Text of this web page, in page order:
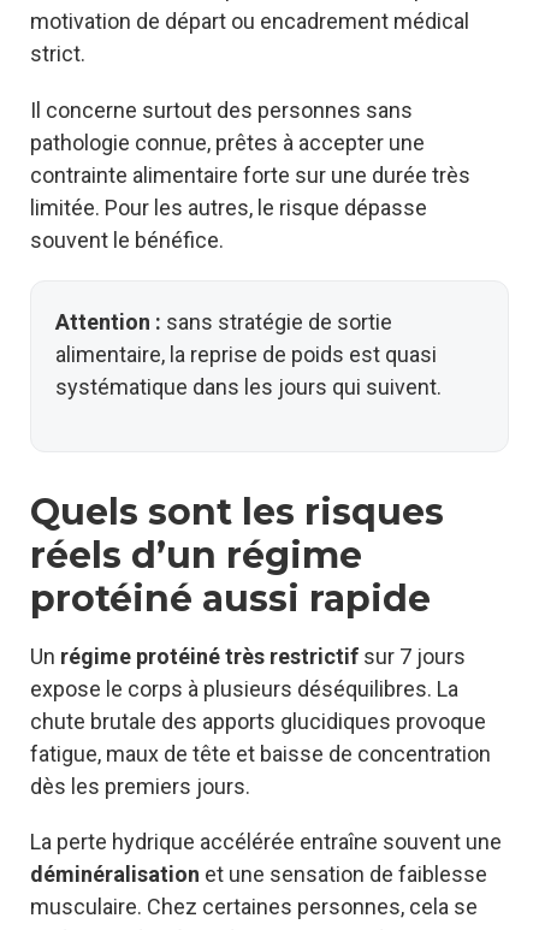
motivation de départ ou encadrement médical
strict.
Il concerne surtout des personnes sans
pathologie connue, prêtes à accepter une
contrainte alimentaire forte sur une durée très
limitée. Pour les autres, le risque dépasse
souvent le bénéfice.
Attention : sans stratégie de sortie
alimentaire, la reprise de poids est quasi
systématique dans les jours qui suivent.
Quels sont les risques
réels d’un régime
protéiné aussi rapide
Un régime protéiné très restrictif sur 7 jours
expose le corps à plusieurs déséquilibres. La
chute brutale des apports glucidiques provoque
fatigue, maux de tête et baisse de concentration
dès les premiers jours.
La perte hydrique accélérée entraîne souvent une
déminéralisation et une sensation de faiblesse
musculaire. Chez certaines personnes, cela se